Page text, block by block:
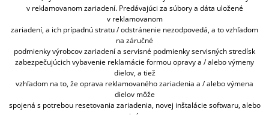
v reklamovanom zariadení. Predávajúci za súbory a dáta uložené
v reklamovanom
zariadení, a ich prípadnú stratu / odstránenie nezodpovedá, a to vzhľadom
na záručné
podmienky výrobcov zariadení a servisné podmienky servisných stredísk
zabezpečujúcich vybavenie reklamácie formou opravy a / alebo výmeny
dielov, a tiež
vzhľadom na to, že oprava reklamovaného zariadenia a / alebo výmena
dielov môže
spojená s potrebou resetovania zariadenia, novej inštalácie softwaru, alebo